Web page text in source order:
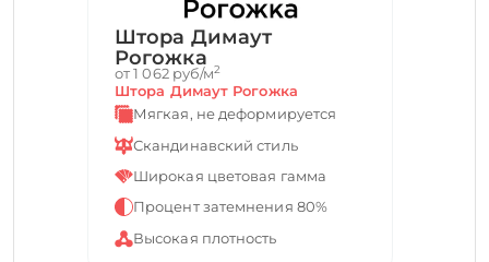
Штора Димаут
Рогожка
от 1 062 руб/м2
Штора Димаут Рогожка
Мягкая, не деформируется
Скандинавский стиль
Широкая цветовая гамма
Процент затемнения 80%
Высокая плотность